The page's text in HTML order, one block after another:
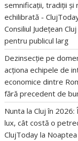
semnificații, tradiții și
echilibrată -
Consiliul Județean
pentru publicul larg
Dezinsecție pe
acționa echipele de
economice dintre
fără precedent de
Nunta la Cluj în
lux, cât costă o
ClujToday la